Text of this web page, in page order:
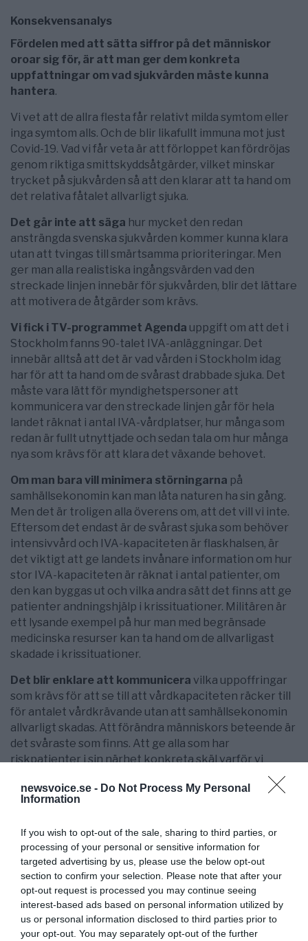
newsvoice.se - Do Not Process My Personal
Information
If you wish to opt-out of the sale, sharing to third parties, or
processing of your personal or sensitive information for
targeted advertising by us, please use the below opt-out
section to confirm your selection. Please note that after your
opt-out request is processed you may continue seeing
interest-based ads based on personal information utilized by
us or personal information disclosed to third parties prior to
your opt-out. You may separately opt-out of the further
Konsekvensanalys
Fördelen med att sätta siffror på det människor
oroar sig för, är att man ger dem konkreta
uppfattningar om vad sjukvården måste kunna
hantera.
Vi vet att de allra flesta får relativt milda symtom eller
inga symtom alls. Och de blir likafullt immuna mot just
Covid-19. Vad vi får veta är att förloppet kan fördröjas
genom riktiga smittskyddsåtgärder, vilket minskar
trycket på sjukvården så att den klarar att ta hand om
det relativa fåtalet allvarligt sjuka.
Det går inte att säga hur mycket den redan
ansträngda svenska sjukvården kommer kunna klara
utan att tvingas till smärtsamma prioriteringar. Men
ger man alla realistiska ingångsvärden vad den
streckade linjen innebär för sjukvården, blir det lättare
att motivera de åtgärder som krävs.
Vi fick i TV-programmet Agenda uppgift om att det i
Stockholm fanns 90-talet IVA-anläggningar. Det
innebär alltså att det är vad vården i Stockholm idag
har för att ta hand om de svårast drabbade sjuka. Det
måste vara lätt för myndighetspersoner att
kommunicera var den streckade linjen går för hela
landet räknat i antal IVA-vårdplatser, hur många som
redan är fullt utnyttjade och sedan tala om hur många
nya som krävs för att klara det växande behovet.
Om man bara vill minimera störningarna på
samhällsekonomin kan man låta naturen ha sin gång.
Men det är troligen alla överens om, att det vill vi inte.
Eftersom det endast är de svårast sjuka som behöver
intensivvård och IVA-kapaciteten är flaskhalsen, är
det viktigt att ge landets invånare information om hur
stor IVA-kapaciteten är räknat i antal patienter, om
den kan byggas ut och vilka andra sätt det finns att ge
patienter andningshjälp i krissituationer. Militären är
ett lysande exempel på hur man med begränsade
medicinska resurser kan ta hand om de allvarligast
skadade i krissituationer.
Det blir enklare att kommunicera vilka uppoffringar
som krävs för att se till att vårdkapaciteten räcker till
för antalet vårdkrävande utan att samhällsekonomin
allvarligt skadas. Att förändra människors beteende är
det svåraste som finns. Att ge alla som har
riskpatienter i sin närhet konkreta skäl varför vi
måste skydda våra mest vårdintensiva patienter från
att bli smittade – och framförallt inte på en gång – blir
mycket enklare om alla ges konkret och regelbunden
vårdbehoven och hur utbyggnaden av
vårdkapaciteten framskrider.
Det är värt att konstatera att vi förr i tiden hade
betydligt fler IVA-utrustningar bl.a. i militära förråd,
som man efter Berlinmurens fall fick för sig inte
behövdes.